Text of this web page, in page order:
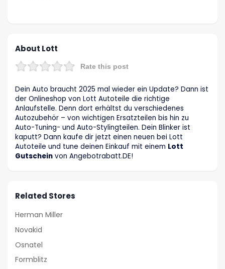
About Lott
Rate this post
Dein Auto braucht 2025 mal wieder ein Update? Dann ist
der Onlineshop von Lott Autoteile die richtige
Anlaufstelle. Denn dort erhältst du verschiedenes
Autozubehör – von wichtigen Ersatzteilen bis hin zu
Auto-Tuning- und Auto-Stylingteilen. Dein Blinker ist
kaputt? Dann kaufe dir jetzt einen neuen bei Lott
Autoteile und tune deinen Einkauf mit einem Lott
Gutschein von Angebotrabatt.DE!
Related Stores
Herman Miller
Novakid
Osnatel
Formblitz